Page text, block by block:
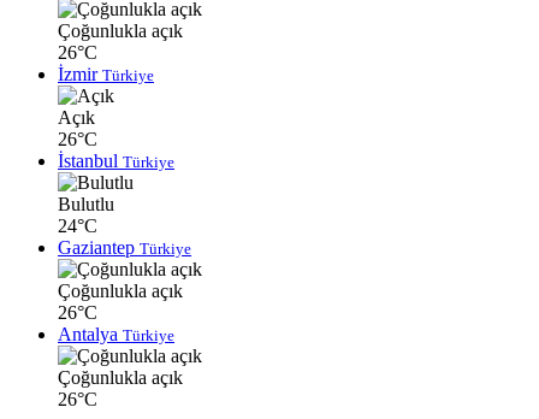
Çoğunlukla açık
26°C
İzmir Türkiye
Açık
26°C
İstanbul Türkiye
Bulutlu
24°C
Gaziantep Türkiye
Çoğunlukla açık
26°C
Antalya Türkiye
Çoğunlukla açık
26°C